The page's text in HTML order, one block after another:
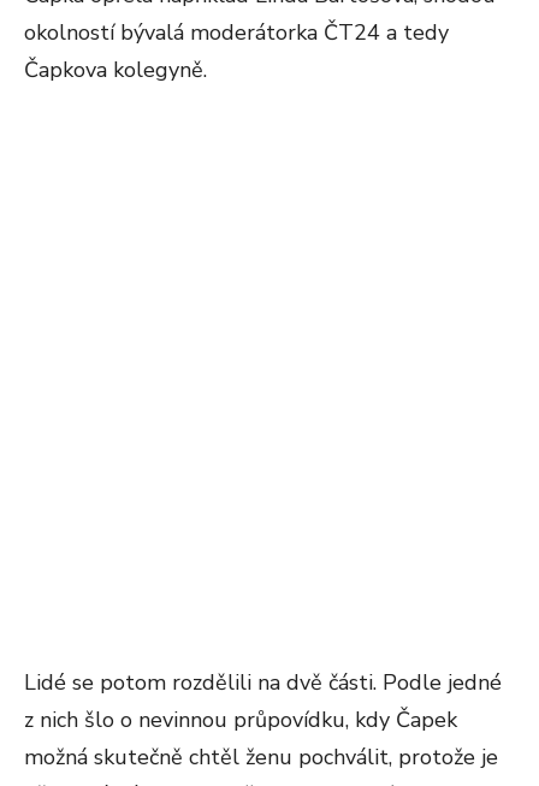
okolností bývalá moderátorka ČT24 a tedy
Čapkova kolegyně.
Lidé se potom rozdělili na dvě části. Podle jedné
z nich šlo o nevinnou průpovídku, kdy Čapek
možná skutečně chtěl ženu pochválit, protože je